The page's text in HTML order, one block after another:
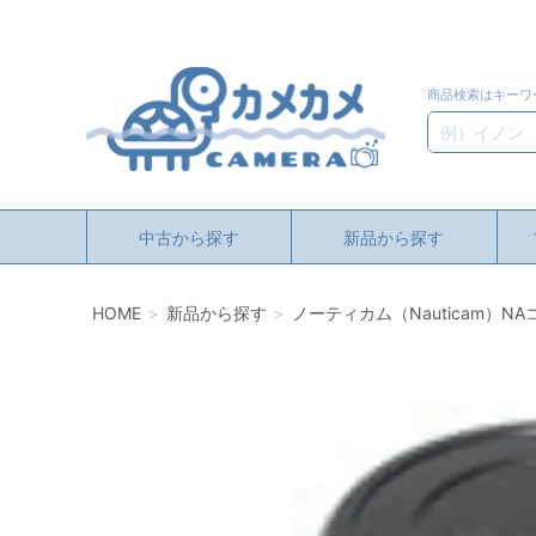
商品検索はキー
検索
中古から探す 新品から探す
HOME 新品から探す ノーティカム（Nauticam）